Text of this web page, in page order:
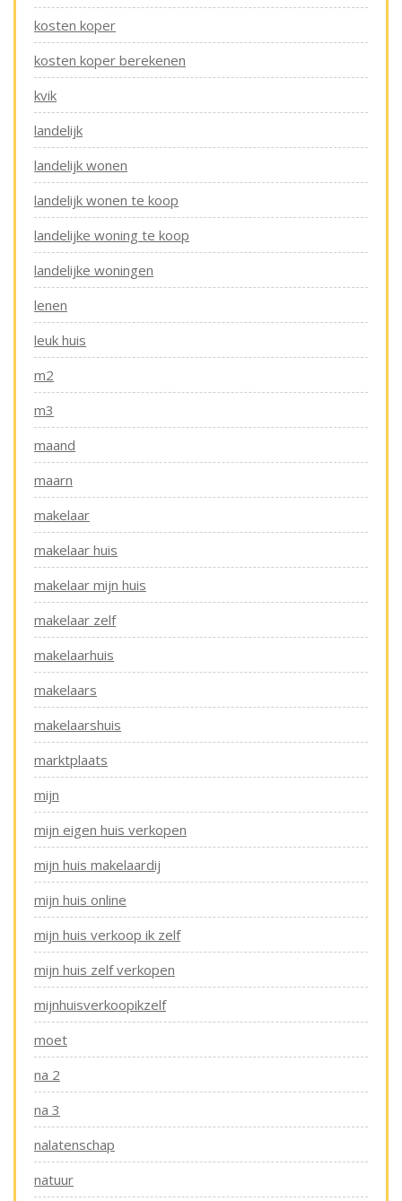
kosten koper
kosten koper berekenen
kvik
landelijk
landelijk wonen
landelijk wonen te koop
landelijke woning te koop
landelijke woningen
lenen
leuk huis
m2
m3
maand
maarn
makelaar
makelaar huis
makelaar mijn huis
makelaar zelf
makelaarhuis
makelaars
makelaarshuis
marktplaats
mijn
mijn eigen huis verkopen
mijn huis makelaardij
mijn huis online
mijn huis verkoop ik zelf
mijn huis zelf verkopen
mijnhuisverkoopikzelf
moet
na 2
na 3
nalatenschap
natuur